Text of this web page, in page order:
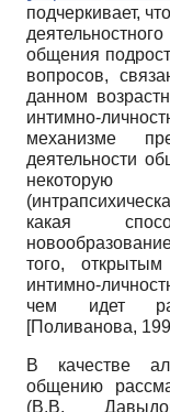
подчеркивает,
общения
вопросов,
данном
интимно-
механизме
деятельности
некоторую
какая
того,
интимно-
чем идет
[Поливанова,
В качестве
общению
(В.В.